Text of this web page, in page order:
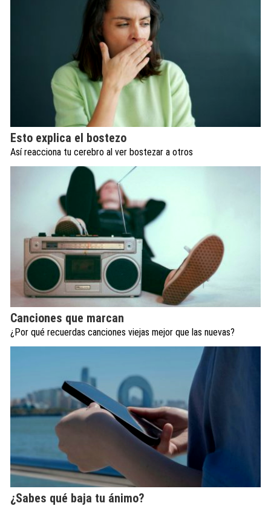
Esto explica el bostezo
Así reacciona tu cerebro al ver bostezar a otros
Canciones que marcan
¿Por qué recuerdas canciones viejas mejor que las nuevas?
¿Sabes qué baja tu ánimo?